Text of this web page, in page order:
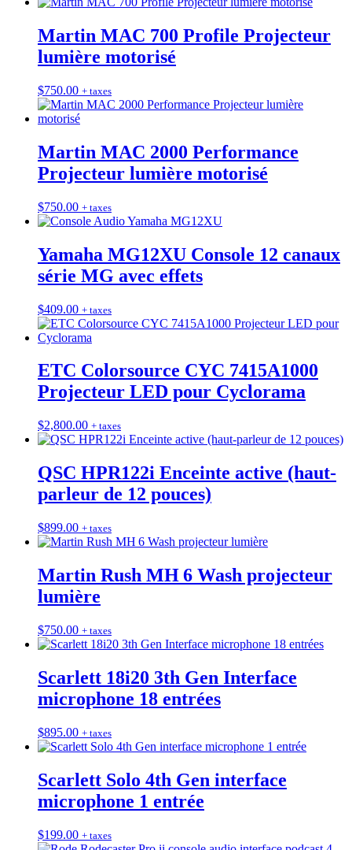
Martin MAC 700 Profile Projecteur
lumière motorisé
$750.00 + taxes
Martin MAC 2000 Performance
Projecteur lumière motorisé
$750.00 + taxes
Yamaha MG12XU Console 12 canaux
série MG avec effets
$409.00 + taxes
ETC Colorsource CYC 7415A1000
Projecteur LED pour Cyclorama
$2,800.00 + taxes
QSC HPR122i Enceinte active (haut-
parleur de 12 pouces)
$899.00 + taxes
Martin Rush MH 6 Wash projecteur
lumière
$750.00 + taxes
Scarlett 18i20 3th Gen Interface
microphone 18 entrées
$895.00 + taxes
Scarlett Solo 4th Gen interface
microphone 1 entrée
$199.00 + taxes